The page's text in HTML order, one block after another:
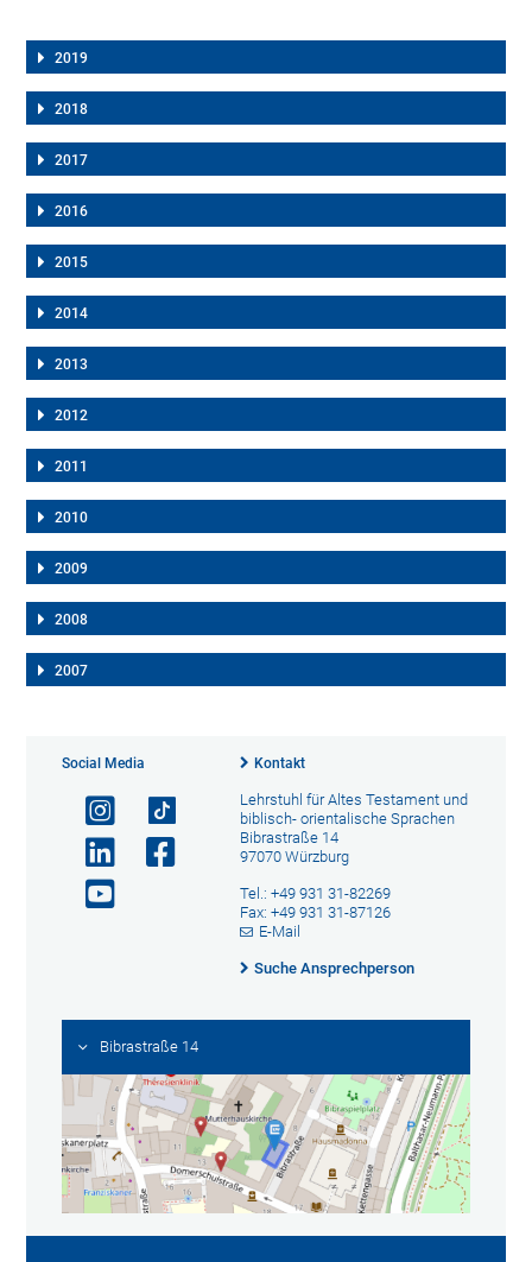
2019
2018
2017
2016
2015
2014
2013
2012
2011
2010
2009
2008
2007
Social Media Kontakt
Lehrstuhl für Altes Testament und
biblisch- orientalische Sprachen
Bibrastraße 14
97070 Würzburg
Tel.: +49 931 31-82269
Fax: +49 931 31-87126
E-Mail
Suche Ansprechperson
Bibrastraße 14